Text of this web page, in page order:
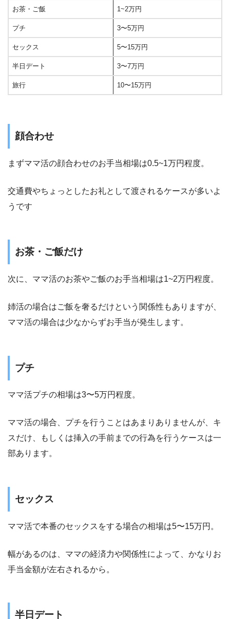
お茶・ご飯 1~2万円
プチ 3〜5万円
セックス 5〜15万円
半日デート 3〜7万円
旅行 10〜15万円
顔合わせ
まずママ活の顔合わせのお手当相場は0.5~1万円程度。
交通費やちょっとしたお礼として渡されるケースが多いよ
うです
お茶・ご飯だけ
次に、ママ活のお茶やご飯のお手当相場は1~2万円程度。
姉活の場合はご飯を奢るだけという関係性もありますが、
ママ活の場合は少なからずお手当が発生します。
プチ
ママ活プチの相場は3〜5万円程度。
ママ活の場合、プチを行うことはあまりありませんが、キ
スだけ、もしくは挿入の手前までの行為を行うケースは一
部あります。
セックス
ママ活で本番のセックスをする場合の相場は5〜15万円。
幅があるのは、ママの経済力や関係性によって、かなりお
手当金額が左右されるから。
半日デート